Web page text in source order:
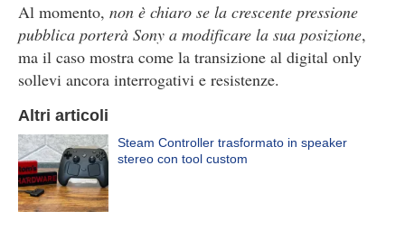
Al momento, non è chiaro se la crescente pressione
pubblica porterà Sony a modificare la sua posizione,
ma il caso mostra come la transizione al digital only
sollevi ancora interrogativi e resistenze.
Altri articoli
Steam Controller trasformato in speaker
stereo con tool custom